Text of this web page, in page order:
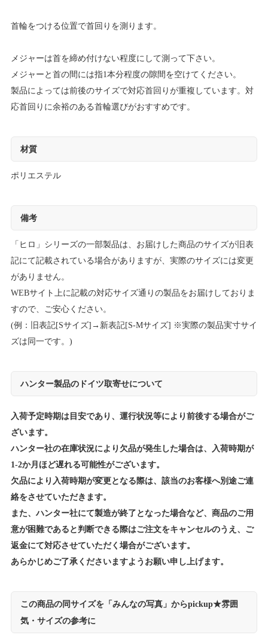
首輪をつける位置で首回りを測ります。
メジャーは首を締め付けない程度にして測って下さい。
メジャーと首の間には指1本分程度の隙間を空けてください。
製品によっては前後のサイズで対応首回りが重複しています。対
応首回りに余裕のある首輪選びがおすすめです。
材質
ポリエステル
備考
「ヒロ」シリーズの一部製品は、お届けした商品のサイズが旧表
記にて記載されている場合がありますが、実際のサイズには変更
がありません。
WEBサイト上に記載の対応サイズ通りの製品をお届けしておりま
すので、ご安心ください。
(例：旧表記[Sサイズ]→新表記[S-Mサイズ] ※実際の製品実寸サイ
ズは同一です。)
ハンター製品のドイツ取寄せについて
入荷予定時期は目安であり、運行状況等により前後する場合がご
ざいます。
ハンター社の在庫状況により欠品が発生した場合は、入荷時期が
1-2か月ほど遅れる可能性がございます。
欠品により入荷時期が変更となる際は、該当のお客様へ別途ご連
絡をさせていただきます。
また、ハンター社にて製造が終了となった場合など、商品のご用
意が困難であると判断できる際はご注文をキャンセルのうえ、ご
返金にて対応させていただく場合がございます。
あらかじめご了承くださいますようお願い申し上げます。
この商品の同サイズを「みんなの写真」からpickup★雰囲
気・サイズの参考に